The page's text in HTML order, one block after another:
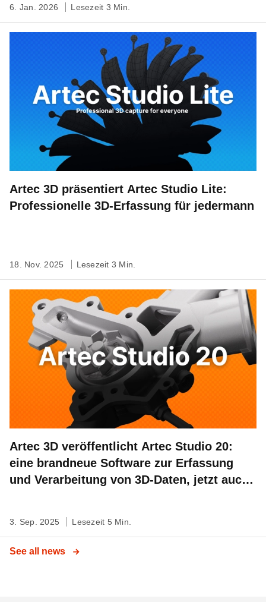
6. Jan. 2026 Lesezeit 3 Min.
Artec 3D präsentiert Artec Studio Lite:
Professionelle 3D-Erfassung für jedermann
18. Nov. 2025 Lesezeit 3 Min.
Artec 3D veröffentlicht Artec Studio 20:
eine brandneue Software zur Erfassung
und Verarbeitung von 3D-Daten, jetzt auch
3. Sep. 2025 Lesezeit 5 Min.
See all news